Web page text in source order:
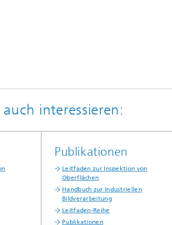
interessieren:
Publikationen
Leitfaden zur Inspektion von
Oberflächen
Handbuch zur Industriellen
Bildverarbeitung
Leitfaden-Reihe
Publikationen